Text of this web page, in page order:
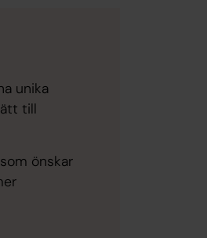
unika
till
önskar